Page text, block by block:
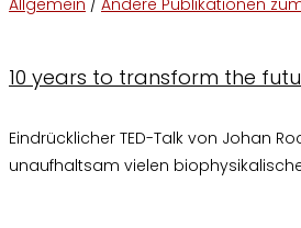
Allgemein / Andere Publikationen
10 years to transform the
Eindrücklicher TED-Talk von Johan
unaufhaltsam vielen